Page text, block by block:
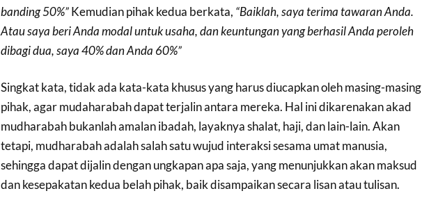
banding 50%”Kemudian pihak kedua berkata, “Baiklah, saya terima tawaran Anda.
Atau saya beri Anda modal untuk usaha, dan keuntungan yang berhasil Anda peroleh
dibagi dua, saya 40% dan Anda 60%”
Singkat kata, tidak ada kata-kata khusus yang harus diucapkan oleh masing-masing
pihak, agar mudaharabah dapat terjalin antara mereka. Hal ini dikarenakan akad
mudharabah bukanlah amalan ibadah, layaknya shalat, haji, dan lain-lain. Akan
tetapi, mudharabah adalah salah satu wujud interaksi sesama umat manusia,
sehingga dapat dijalin dengan ungkapan apa saja, yang menunjukkan akan maksud
dan kesepakatan kedua belah pihak, baik disampaikan secara lisan atau tulisan.